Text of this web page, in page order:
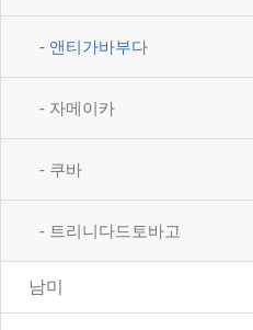
- 앤티가바부다
- 자메이카
- 쿠바
- 트리니다드토바고
남미